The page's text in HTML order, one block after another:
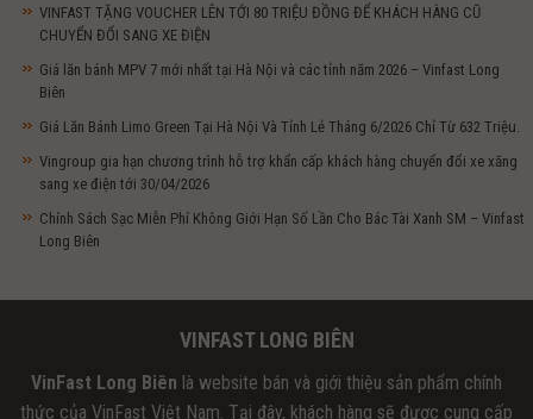
VINFAST TẶNG VOUCHER LÊN TỚI 80 TRIỆU ĐỒNG ĐỂ KHÁCH HÀNG CŨ
CHUYỂN ĐỔI SANG XE ĐIỆN
Giá lăn bánh MPV 7 mới nhất tại Hà Nội và các tỉnh năm 2026 – Vinfast Long
Biên
Giá Lăn Bánh Limo Green Tại Hà Nội Và Tỉnh Lẻ Tháng 6/2026 Chỉ Từ 632 Triệu.
Vingroup gia hạn chương trình hỗ trợ khẩn cấp khách hàng chuyển đổi xe xăng
sang xe điện tới 30/04/2026
Chính Sách Sạc Miễn Phí Không Giới Hạn Số Lần Cho Bác Tài Xanh SM – Vinfast
Long Biên
VINFAST LONG BIÊN
VinFast Long Biên là website bán và giới thiệu sản phẩm chính
thức của VinFast Việt Nam. Tại đây, khách hàng sẽ được cung cấp